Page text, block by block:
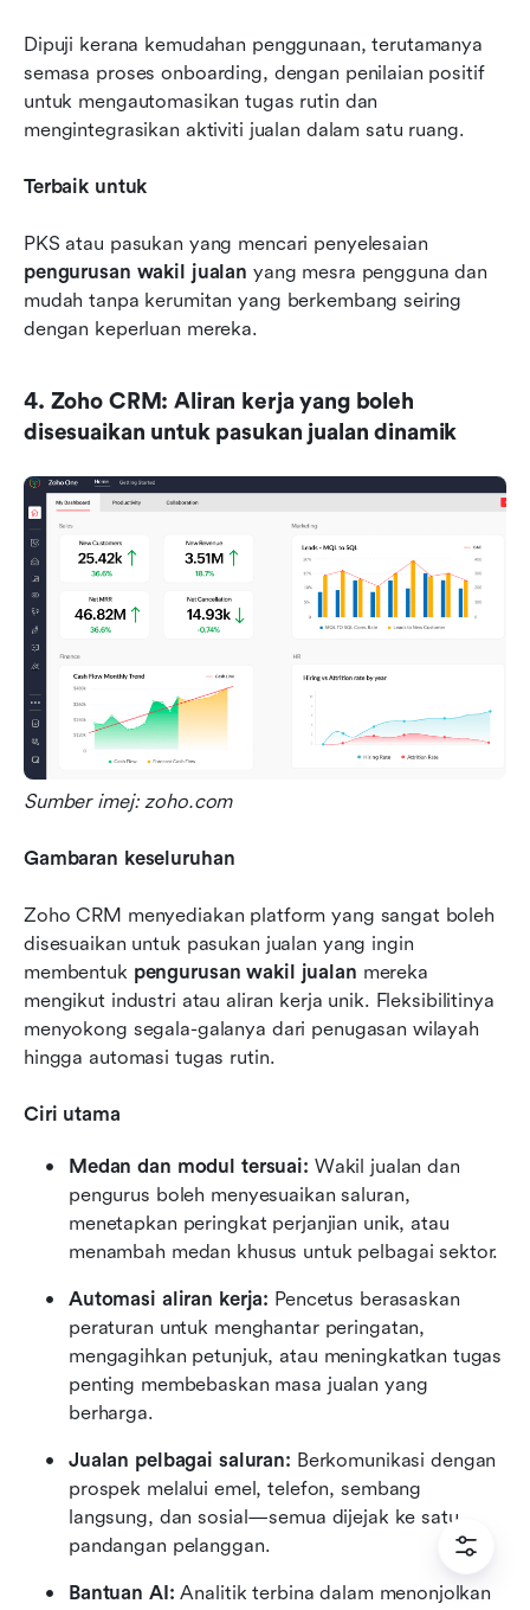
Dipuji kerana kemudahan penggunaan, terutamanya
semasa proses onboarding, dengan penilaian positif
untuk mengautomasikan tugas rutin dan
mengintegrasikan aktiviti jualan dalam satu ruang.
Terbaik untuk
pengurusan wakil jualan yang mesra pengguna dan
mudah tanpa kerumitan yang berkembang seiring
dengan keperluan mereka.
4. Zoho CRM: Aliran kerja yang boleh
disesuaikan untuk pasukan jualan dinamik
Sumber imej: zoho.com
Gambaran keseluruhan
Zoho CRM menyediakan platform yang sangat boleh
disesuaikan untuk pasukan jualan yang ingin
membentuk pengurusan wakil jualan mereka
mengikut industri atau aliran kerja unik. Fleksibilitinya
menyokong segala-galanya dari penugasan wilayah
hingga automasi tugas rutin.
Ciri utama
Medan dan modul tersuai: Wakil jualan dan
pengurus boleh menyesuaikan saluran,
menetapkan peringkat perjanjian unik, atau
menambah medan khusus untuk pelbagai sektor.
Automasi aliran kerja: Pencetus berasaskan
peraturan untuk menghantar peringatan,
mengagihkan petunjuk, atau meningkatkan tugas
penting membebaskan masa jualan yang
berharga.
Jualan pelbagai saluran: Berkomunikasi dengan
prospek melalui emel, telefon, sembang
langsung, dan sosial—semua dijejak ke satu
pandangan pelanggan.
Bantuan AI: Analitik terbina dalam menonjolkan